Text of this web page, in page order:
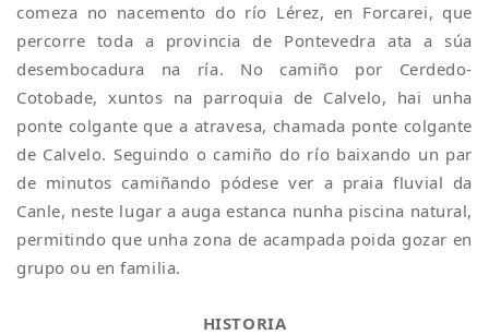
comeza no nacemento do río Lérez, en Forcarei, que
percorre toda a provincia de Pontevedra ata a súa
desembocadura na ría. No camiño por Cerdedo-
Cotobade, xuntos na parroquia de Calvelo, hai unha
ponte colgante que a atravesa, chamada ponte colgante
de Calvelo. Seguindo o camiño do río baixando un par
de minutos camiñando pódese ver a praia fluvial da
Canle, neste lugar a auga estanca nunha piscina natural,
permitindo que unha zona de acampada poida gozar en
grupo ou en familia.
HISTORIA